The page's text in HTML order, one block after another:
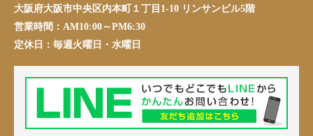
大阪府大阪市中央区内本町１丁目1-10 リンサンビル5階
営業時間： AM10:00～PM6:30
定休日： 毎週火曜日・水曜日